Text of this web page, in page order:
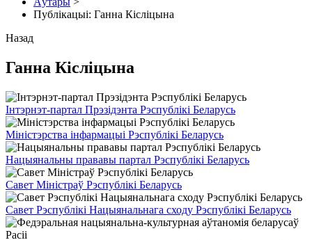
Публікацыі: Ганна Кісліцына
Назад
Ганна Кісліцына
Інтэрнэт-партал Прэзідэнта Рэспублікі Беларусь
Міністэрства інфармацыі Рэспублікі Беларусь
Нацыянальны прававы партал Рэспублікі Беларусь
Савет Міністраў Рэспублікі Беларусь
Савет Рэспублікі Нацыянальнага сходу Рэспублікі Беларусь